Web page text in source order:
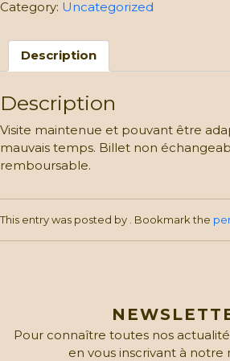
Remorque:
Enfant
à
6
ans)
quantity
Category: Uncategorized
Description
Description
Visite maintenue et pouvant être
mauvais temps. Billet non
remboursable.
This entry was posted by . Bookmark the
Pour connaître toutes nos
en vous inscrivant à notre